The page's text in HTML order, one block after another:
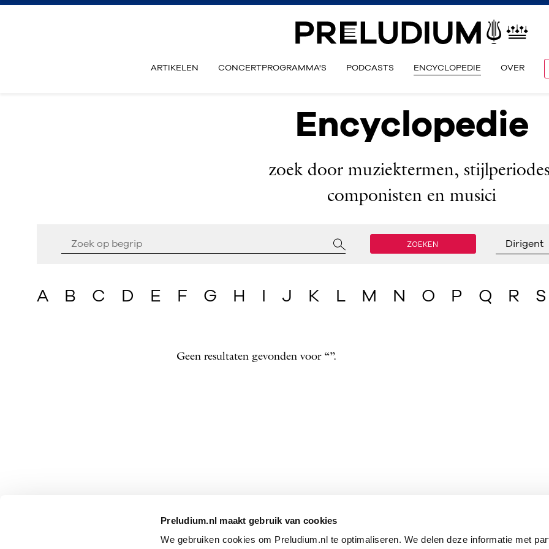
Preludium.nl maakt gebruik van cookies
We gebruiken cookies om Preludium.nl te optimaliseren. We delen deze informatie met
ARTIKELEN CONCERTPROGRAMMA'S PODCASTS ENCYCLOPEDIE OVER
Encyclopedie
zoek door muziektermen,
componisten en musici
ZOEKEN Dirigent
A B C D E F G H J K L M N O P Q R S
Geen resultaten gevonden voor “”.